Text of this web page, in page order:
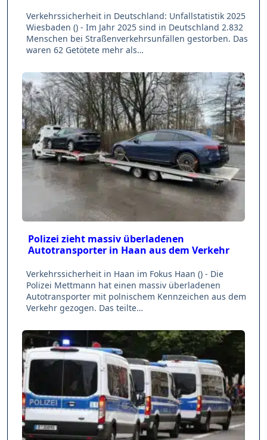
Verkehrssicherheit in Deutschland: Unfallstatistik 2025
Wiesbaden () - Im Jahr 2025 sind in Deutschland 2.832
Menschen bei Straßenverkehrsunfällen gestorben. Das
waren 62 Getötete mehr als…
Polizei zieht massiv überladenen
Autotransporter in Haan aus dem Verkehr
Verkehrssicherheit in Haan im Fokus Haan () - Die
Polizei Mettmann hat einen massiv überladenen
Autotransporter mit polnischem Kennzeichen aus dem
Verkehr gezogen. Das teilte…